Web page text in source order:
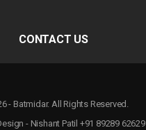
CONTACT US
- Batmidar. All Rights Reserved.
- Nishant Patil +91 89289 62629